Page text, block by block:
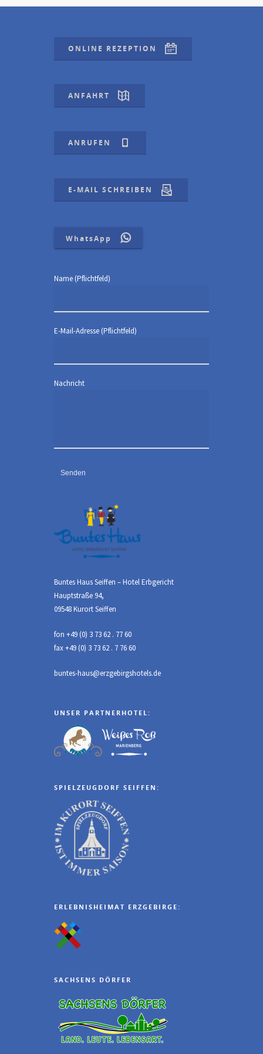
ONLINE REZEPTION
ANFAHRT
ANRUFEN
E-MAIL SCHREIBEN
WhatsApp
Name (Pflichtfeld)
E-Mail-Adresse (Pflichtfeld)
Nachricht
Buntes Haus Seiffen – Hotel Erbgericht
Hauptstraße 94,
09548 Kurort Seiffen
fon +49 (0) 3 73 62 . 77 60
fax +49 (0) 3 73 62 . 7 76 60
buntes-haus@erzgebirgshotels.de
UNSER PARTNERHOTEL:
SPIELZEUGDORF SEIFFEN:
ERLEBNISHEIMAT ERZGEBIRGE:
SACHSENS DÖRFER